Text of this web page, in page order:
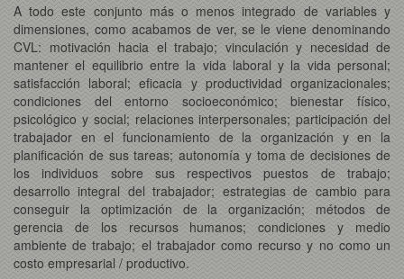
A todo este conjunto más o menos integrado de variables y
dimensiones, como acabamos de ver, se le viene denominando
CVL: motivación hacia el trabajo; vinculación y necesidad de
mantener el equilibrio entre la vida laboral y la vida personal;
satisfacción laboral; eficacia y productividad organizacionales;
condiciones del entorno socioeconómico; bienestar físico,
psicológico y social; relaciones interpersonales; participación del
trabajador en el funcionamiento de la organización y en la
planificación de sus tareas; autonomía y toma de decisiones de
los individuos sobre sus respectivos puestos de trabajo;
desarrollo integral del trabajador; estrategias de cambio para
conseguir la optimización de la organización; métodos de
gerencia de los recursos humanos; condiciones y medio
ambiente de trabajo; el trabajador como recurso y no como un
costo empresarial / productivo.